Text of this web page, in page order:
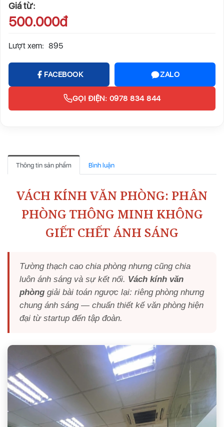
Giá từ:
500.000đ
Lượt xem: 895
FACEBOOK ZALO
GỌI ĐIỆN: 0978 834 844
Thông tin sản phẩm Bình luận
VÁCH KÍNH VĂN PHÒNG: PHÂN
PHÒNG THÔNG MINH KHÔNG
GIẾT CHẾT ÁNH SÁNG
Tường thạch cao chia phòng nhưng cũng chia
luôn ánh sáng và sự kết nối. Vách kính văn
phòng giải bài toán ngược lại: riêng phòng nhưng
chung ánh sáng — chuẩn thiết kế văn phòng hiện
đại từ startup đến tập đoàn.